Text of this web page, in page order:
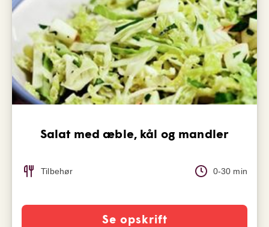
Salat med æble, kål og mandler
Tilbehør 0-30 min
Se opskrift